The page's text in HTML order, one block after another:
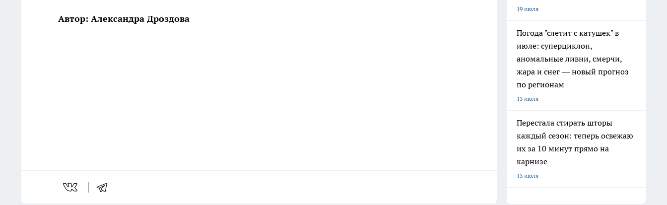
Автор: Александра Дроздова
19 июля
Погода "слетит с катушек" в
июле: суперциклон,
аномальные ливни, смерчи,
жара и снег — новый прогноз
по регионам
13 июля
Перестала стирать шторы
каждый сезон: теперь освежаю
их за 10 минут прямо на
карнизе
13 июля